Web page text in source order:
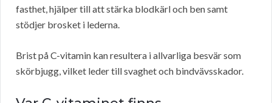
fasthet, hjälper till att stärka blodkärl och ben samt
stödjer brosket i lederna.
Brist på C-vitamin kan resultera i allvarliga besvär som
skörbjugg, vilket leder till svaghet och bindvävsskador.